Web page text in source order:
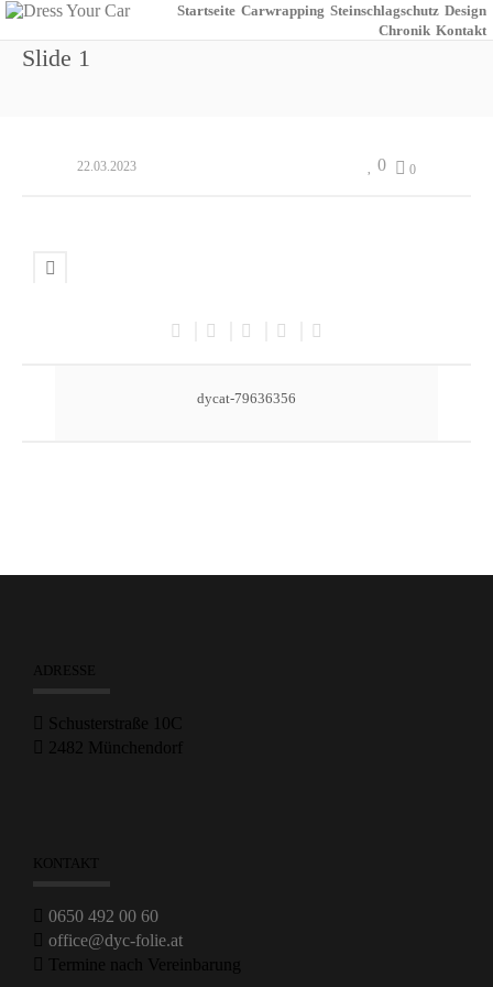
Startseite Carwrapping Steinschlagschutz Design
Chronik Kontakt
Slide 1
22.03.2023 0
0
dycat-79636356
ADRESSE
Schusterstraße 10C
2482 Münchendorf
KONTAKT
0650 492 00 60
office@dyc-folie.at
Termine nach Vereinbarung